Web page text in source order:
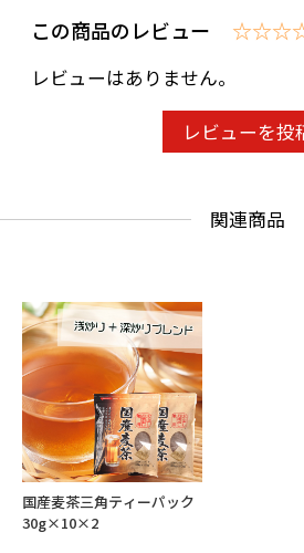
この商品のレビュー
レビューはありません。
レビューを投
関連商品
国産麦茶三角ティーパック
30g×10×2